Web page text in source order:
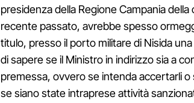
presidenza della Regione Campania
recente passato, avrebbe spesso
titulo, presso il porto militare di Nisida
di sapere se il Ministro in indirizzo sia a
premessa, ovvero se intenda accertarli o
se siano state intraprese attività